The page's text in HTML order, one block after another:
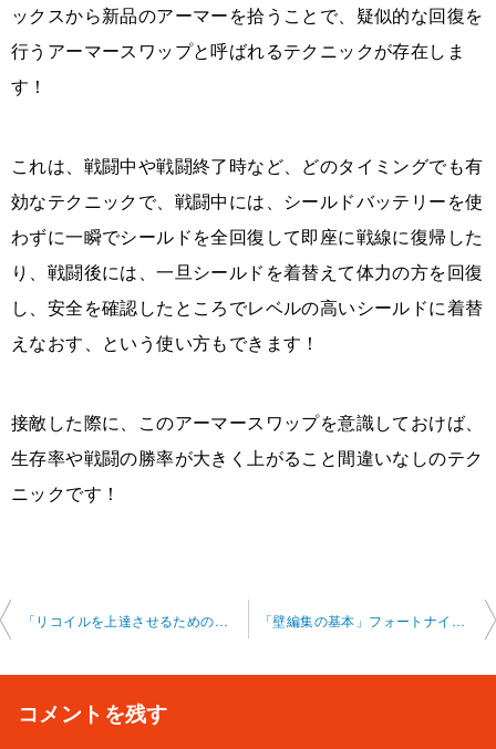
ックスから新品のアーマーを拾うことで、疑似的な回復を
行うアーマースワップと呼ばれるテクニックが存在しま
す！
これは、戦闘中や戦闘終了時など、どのタイミングでも有
効なテクニックで、戦闘中には、シールドバッテリーを使
わずに一瞬でシールドを全回復して即座に戦線に復帰した
り、戦闘後には、一旦シールドを着替えて体力の方を回復
し、安全を確認したところでレベルの高いシールドに着替
えなおす、という使い方もできます！
接敵した際に、このアーマースワップを意識しておけば、
生存率や戦闘の勝率が大きく上がること間違いなしのテク
ニックです！
投
「リコイルを上達させるためのおすすめ練習方法」APEXオンラインレッスン2024-11-5-n o0006-no0022 「壁編集の基本」フォートナイトオンラインレッスン2024-11-08-no0006-no0022
コメントを残す